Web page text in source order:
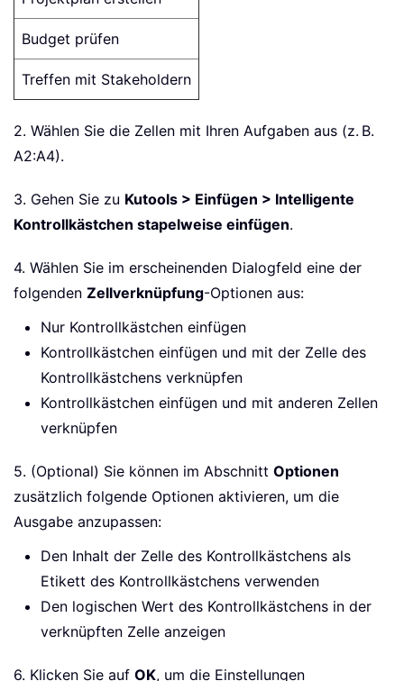
für Schritt
1. Bereiten Sie eine Liste in Ihrem Arbeitsblatt vor –
zum Beispiel:
Aufgabe
Projektplan erstellen
Budget prüfen
2. Wählen Sie die Zellen mit Ihren Aufgaben aus (z. B.
A2:A4).
3. Gehen Sie zu Kutools > Einfügen > Intelligente
Kontrollkästchen stapelweise einfügen
4. Wählen Sie im erscheinenden Dialogfeld eine der
folgenden
Zellverknüpfung
-Optionen aus:
Nur Kontrollkästchen einfügen
Kontrollkästchen einfügen und mit der Zelle des
Kontrollkästchens verknüpfen
Kontrollkästchen einfügen und mit anderen Zellen
verknüpfen
5. (Optional) Sie können im Abschnitt
zusätzlich folgende Optionen aktivieren, um die